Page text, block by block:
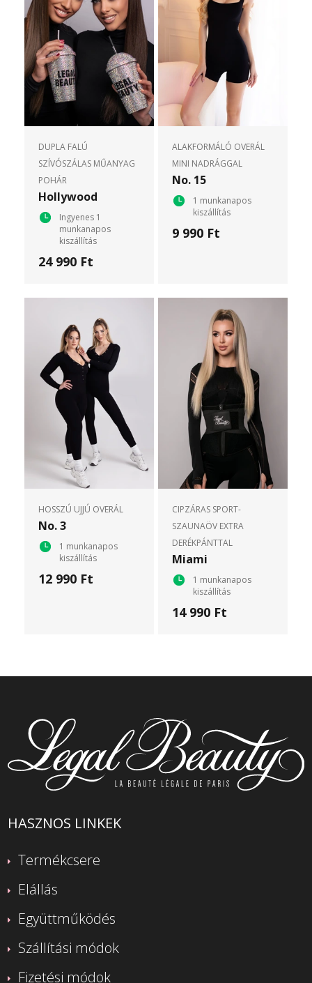
DUPLA FALÚ
SZÍVÓSZÁLAS MŰANYAG
POHÁR
Hollywood
Ingyenes 1
munkanapos
kiszállítás
24 990 Ft
ALAKFORMÁLÓ OVERÁL
MINI NADRÁGGAL
No. 15
1 munkanapos
kiszállítás
9 990 Ft
HOSSZÚ UJJÚ OVERÁL
No. 3
1 munkanapos
kiszállítás
12 990 Ft
CIPZÁRAS SPORT-
SZAUNAÖV EXTRA
DERÉKPÁNTTAL
Miami
1 munkanapos
kiszállítás
14 990 Ft
HASZNOS LINKEK
Termékcsere
Elállás
Együttműködés
Szállítási módok
Fizetési módok